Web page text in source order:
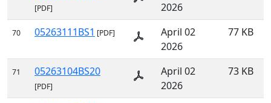
[PDF]
2026
70 05263111BS1 [PDF]
April 02
2026
77 KB
71 05263104BS20
[PDF]
April 02
2026
73 KB